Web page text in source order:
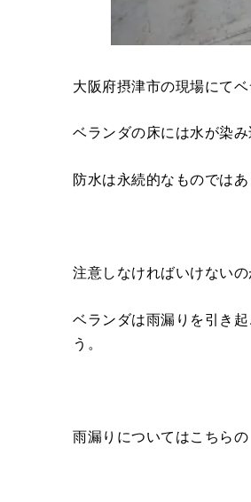
大阪府摂津市の現場にて
ベランダの床には水が染
防水は永続的なものでは
注意しなければいけないの
ベランダは雨漏りを引き
う。
雨漏りについてはこちらの